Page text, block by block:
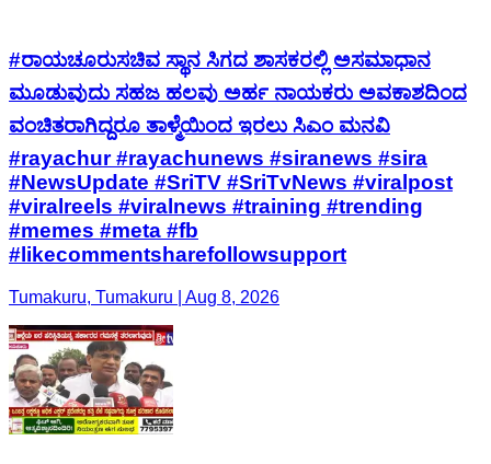
#ರಾಯಚೂರುಸಚಿವ ಸ್ಥಾನ ಸಿಗದ ಶಾಸಕರಲ್ಲಿ ಅಸಮಾಧಾನ
ಮೂಡುವುದು ಸಹಜ ಹಲವು ಅರ್ಹ ನಾಯಕರು ಅವಕಾಶದಿಂದ
ವಂಚಿತರಾಗಿದ್ದರೂ ತಾಳ್ಮೆಯಿಂದ ಇರಲು ಸಿಎಂ ಮನವಿ
#rayachur #rayachunews #siranews #sira
#NewsUpdate #SriTV #SriTvNews #viralpost
#viralreels #viralnews #training #trending
#memes #meta #fb
#likecommentsharefollowsupport
Tumakuru, Tumakuru | Aug 8, 2026